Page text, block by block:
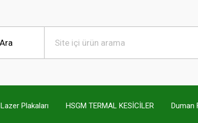
Lazer Plakaları HSGM TERMAL KESİCİLER Duman